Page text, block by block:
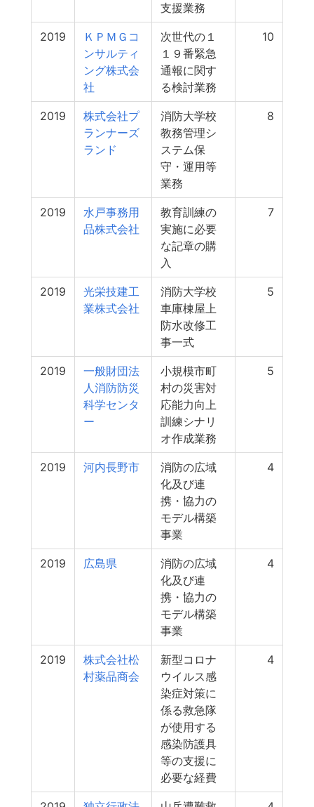
支援業務
2019
ＫＰＭＧコ
ンサルティ
ング株式会
社
次世代の１
１９番緊急
通報に関す
る検討業務
10
2019
株式会社プ
ランナーズ
ランド
消防大学校
教務管理シ
ステム保
守・運用等
業務
8
2019
水戸事務用
品株式会社
教育訓練の
実施に必要
な記章の購
入
7
2019
光栄技建工
業株式会社
消防大学校
車庫棟屋上
防水改修工
事一式
5
2019
一般財団法
人消防防災
科学センタ
ー
小規模市町
村の災害対
応能力向上
訓練シナリ
オ作成業務
5
2019 河内長野市
消防の広域
化及び連
携・協力の
モデル構築
事業
4
2019 広島県
消防の広域
化及び連
携・協力の
モデル構築
事業
4
2019
株式会社松
村薬品商会
新型コロナ
ウイルス感
染症対策に
係る救急隊
が使用する
感染防護具
等の支援に
必要な経費
4